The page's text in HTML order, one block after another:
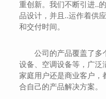
重创新。我们不断引进..
品设计，并且..运作着供
和交付时间。
公司的产品覆盖了多
设备、空调设备等，广泛
家庭用户还是商业客户，
合自己的产品解决方案。